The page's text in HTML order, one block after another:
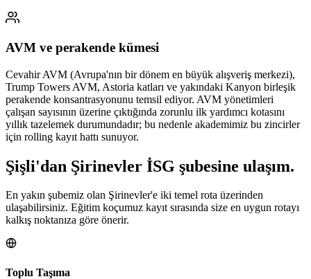
AVM ve perakende kümesi
Cevahir AVM (Avrupa'nın bir dönem en büyük alışveriş merkezi),
Trump Towers AVM, Astoria katları ve yakındaki Kanyon birleşik
perakende konsantrasyonunu temsil ediyor. AVM yönetimleri
çalışan sayısının üzerine çıktığında zorunlu ilk yardımcı kotasını
yıllık tazelemek durumundadır; bu nedenle akademimiz bu zincirler
için rolling kayıt hattı sunuyor.
Şişli'dan Şirinevler İSG şubesine ulaşım.
En yakın şubemiz olan Şirinevler'e iki temel rota üzerinden
ulaşabilirsiniz. Eğitim koçumuz kayıt sırasında size en uygun rotayı
kalkış noktanıza göre önerir.
Toplu Taşıma